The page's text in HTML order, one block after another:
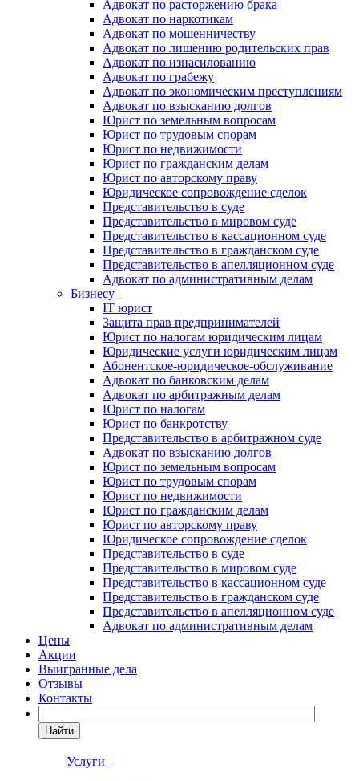
Адвокат по расторжению брака
Адвокат по наркотикам
Адвокат по мошенничеству
Адвокат по лишению родительских прав
Адвокат по изнасилованию
Адвокат по грабежу
Адвокат по экономическим преступлениям
Адвокат по взысканию долгов
Юрист по земельным вопросам
Юрист по трудовым спорам
Юрист по недвижимости
Юрист по гражданским делам
Юрист по авторскому праву
Юридическое сопровождение сделок
Представительство в суде
Представительство в мировом суде
Представительство в кассационном суде
Представительство в гражданском суде
Представительство в апелляционном суде
Адвокат по административным делам
Бизнесу
IT юрист
Защита прав предпринимателей
Юрист по налогам юридическим лицам
Юридические услуги юридическим лицам
Абонентское-юридическое-обслуживание
Адвокат по банковским делам
Адвокат по арбитражным делам
Юрист по налогам
Юрист по банкротству
Представительство в арбитражном суде
Адвокат по взысканию долгов
Юрист по земельным вопросам
Юрист по трудовым спорам
Юрист по недвижимости
Юрист по гражданским делам
Юрист по авторскому праву
Юридическое сопровождение сделок
Представительство в суде
Представительство в мировом суде
Представительство в кассационном суде
Представительство в гражданском суде
Представительство в апелляционном суде
Адвокат по административным делам
Цены
Акции
Выигранные дела
Отзывы
Контакты
Найти
Услуги